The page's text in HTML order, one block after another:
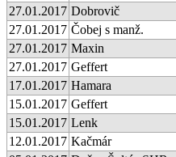
27.01.2017 Dobrovič
27.01.2017 Čobej s manž.
27.01.2017 Maxin
27.01.2017 Geffert
17.01.2017 Hamara
15.01.2017 Geffert
15.01.2017 Lenk
12.01.2017 Kačmár